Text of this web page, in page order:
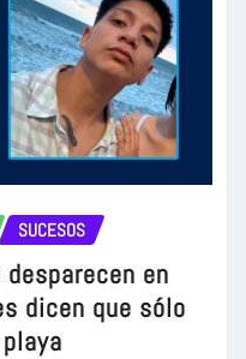
SUCESOS
desparecen en
dicen que sólo